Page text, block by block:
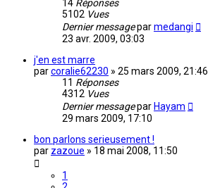
14 Réponses
5102 Vues
Dernier messageparmedangi
23 avr. 2009, 03:03
j'en est marre
parcoralie62230 » 25 mars 2009, 21:46
11 Réponses
4312 Vues
Dernier messagepar Hayam
29 mars 2009, 17:10
bon parlons serieusement !
par zazoue » 18 mai 2008, 11:50
1